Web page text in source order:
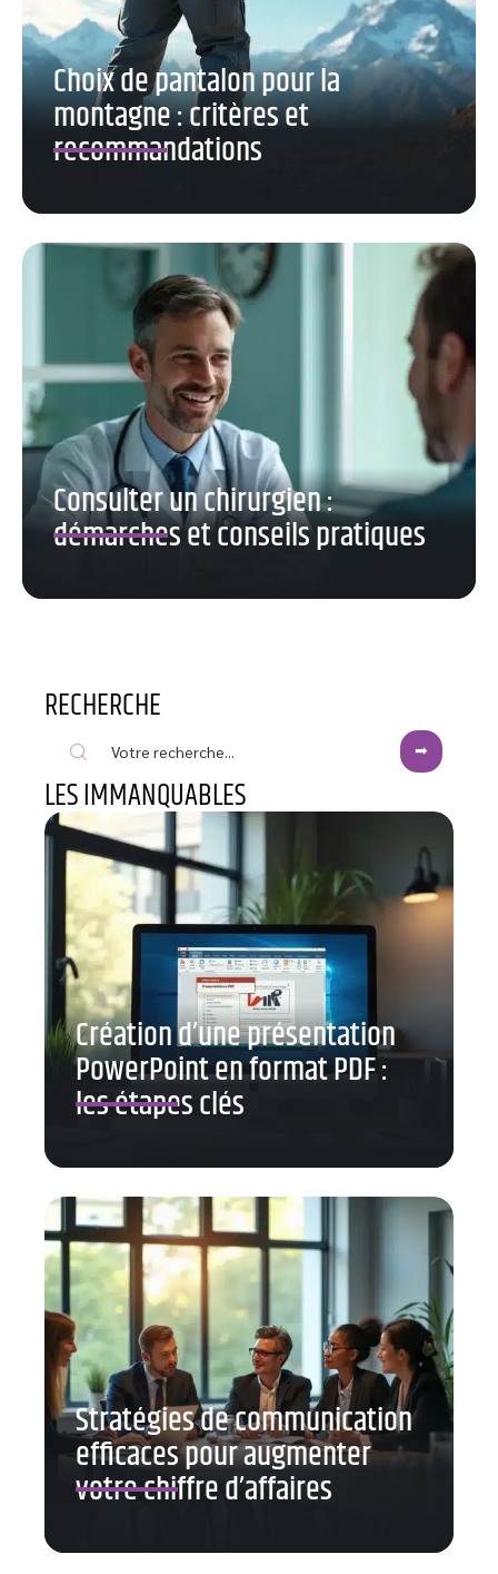
Choix de pantalon pour la
montagne : critères et
recommandations
Consulter un chirurgien :
démarches et conseils pratiques
RECHERCHE
LES IMMANQUABLES
Création d’une présentation
PowerPoint en format PDF :
les étapes clés
Stratégies de communication
efficaces pour augmenter
votre chiffre d’affaires